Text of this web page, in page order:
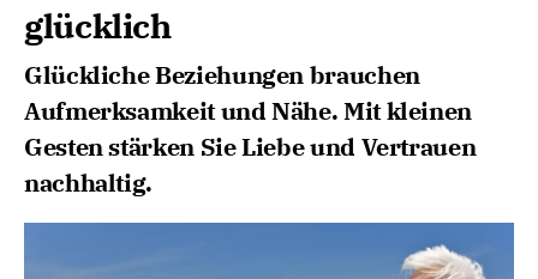
glücklich
Glückliche Beziehungen brauchen
Aufmerksamkeit und Nähe. Mit kleinen
Gesten stärken Sie Liebe und Vertrauen
nachhaltig.